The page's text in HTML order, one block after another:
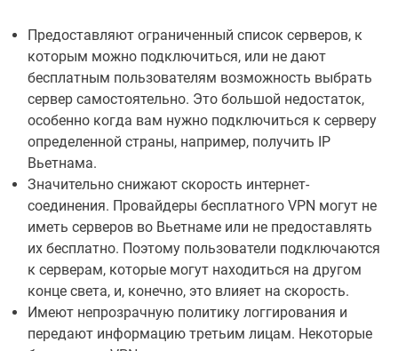
Предоставляют ограниченный список серверов, к
которым можно подключиться, или не дают
бесплатным пользователям возможность выбрать
сервер самостоятельно. Это большой недостаток,
особенно когда вам нужно подключиться к серверу
определенной страны, например, получить IP
Вьетнама.
Значительно снижают скорость интернет-
соединения. Провайдеры бесплатного VPN могут не
иметь серверов во Вьетнаме или не предоставлять
их бесплатно. Поэтому пользователи подключаются
к серверам, которые могут находиться на другом
конце света, и, конечно, это влияет на скорость.
Имеют непрозрачную политику логгирования и
передают информацию третьим лицам. Некоторые